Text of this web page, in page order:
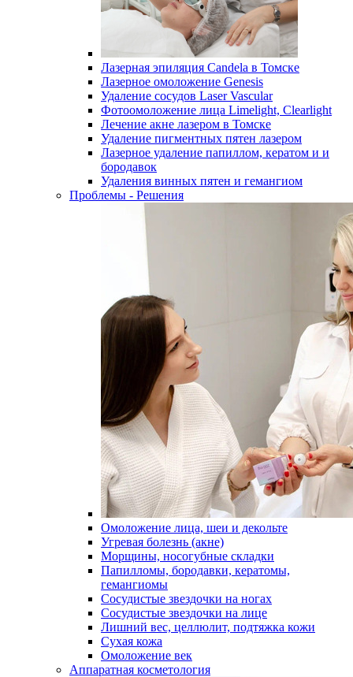
Лазерная эпиляция Candela в Томске
Лазерное омоложение Genesis
Удаление сосудов Laser Vascular
Фотоомоложение лица Limelight, Clearlight
Лечение акне лазером в Томске
Удаление пигментных пятен лазером
Лазерное удаление папиллом, кератом и и
бородавок
Удаления винных пятен и гемангиом
Проблемы - Решения
Омоложение лица, шеи и декольте
Угревая болезнь (акне)
Морщины, носогубные складки
Папилломы, бородавки, кератомы,
гемангиомы
Сосудистые звездочки на ногах
Сосудистые звездочки на лице
Лишний вес, целлюлит, подтяжка кожи
Сухая кожа
Омоложение век
Аппаратная косметология